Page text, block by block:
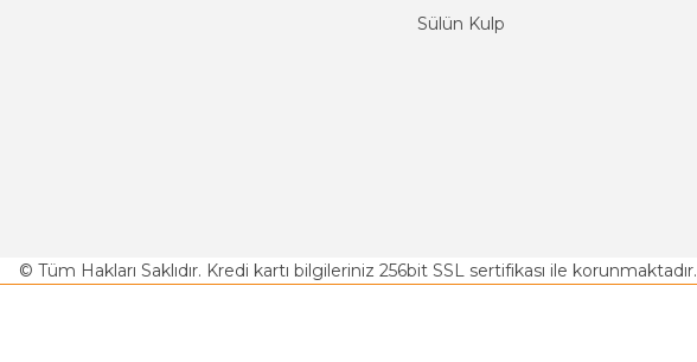
Sülün Kulp
© Tüm Hakları Saklıdır. Kredi kartı bilgileriniz 256bit SSL sertifikası ile korunmaktadır.